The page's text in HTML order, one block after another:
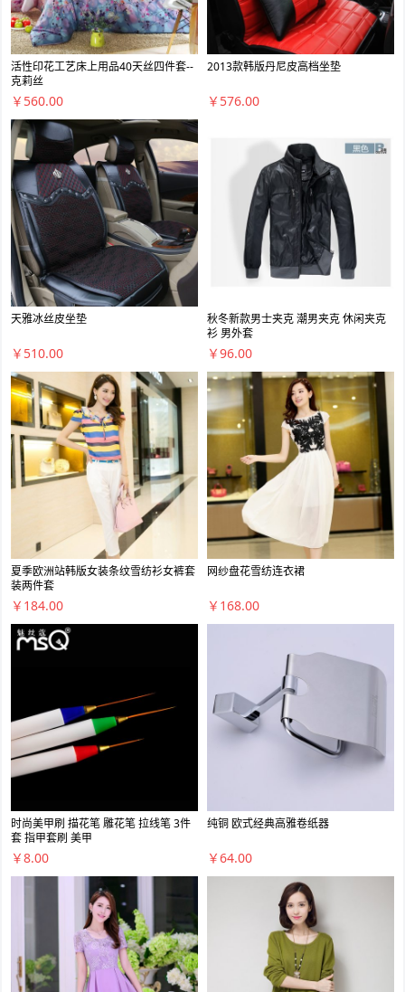
活性印花工艺床上用品40天丝四件套--
克莉丝
￥560.00
2013款韩版丹尼皮高档坐垫
￥576.00
天雅冰丝皮坐垫
￥510.00
秋冬新款男士夹克 潮男夹克 休闲夹克
衫 男外套
￥96.00
夏季欧洲站韩版女装条纹雪纺衫女裤套
装两件套
￥184.00
网纱盘花雪纺连衣裙
￥168.00
时尚美甲刷 描花笔 雕花笔 拉线笔 3件
套 指甲套刷 美甲
￥8.00
纯铜 欧式经典高雅卷纸器
￥64.00